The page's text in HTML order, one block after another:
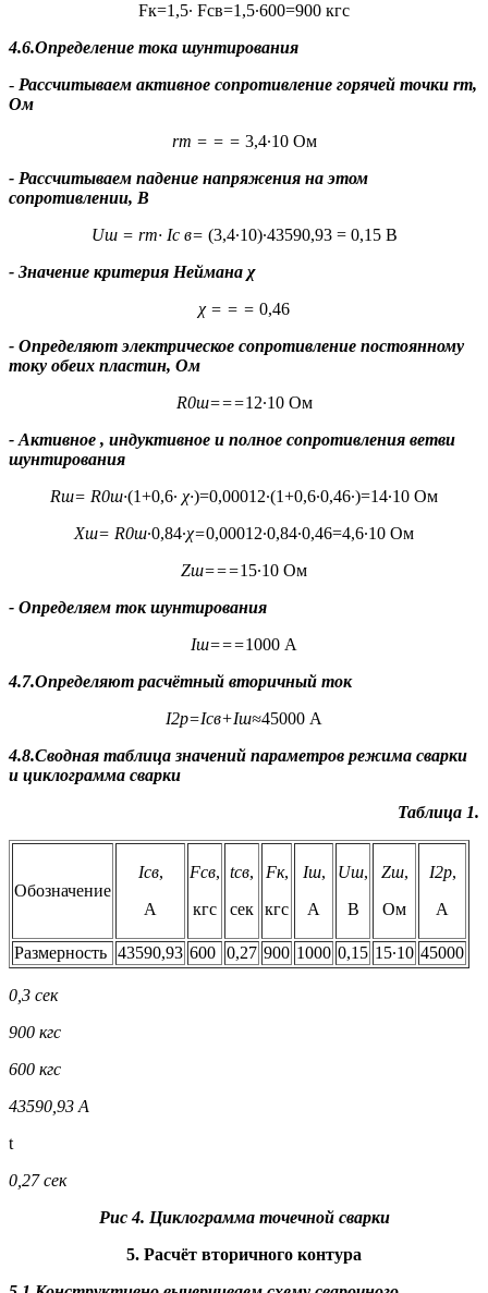
Fк=1,5∙ Fсв=1,5∙600=900 кгс
4.6.Определение тока шунтирования
- Рассчитываем активное сопротивление горячей точки rт,
Ом
rт = = = 3,4∙10 Ом
- Рассчитываем падение напряжения на этом
сопротивлении, В
Uш = rт∙ Iс в= (3,4∙10)∙43590,93 = 0,15 В
- Значение критерия Неймана χ
χ = = = 0,46
- Определяют электрическое сопротивление постоянному
току обеих пластин, Ом
R0ш===12∙10 Ом
- Активное , индуктивное и полное сопротивления ветви
шунтирования
Rш= R0ш∙(1+0,6∙ χ∙)=0,00012∙(1+0,6∙0,46∙)=14∙10 Ом
Xш= R0ш∙0,84∙χ=0,00012∙0,84∙0,46=4,6∙10 Ом
Zш===15∙10 Ом
- Определяем ток шунтирования
Iш===1000 А
4.7.Определяют расчётный вторичный ток
I2р=Iсв+Iш≈45000 А
4.8.Сводная таблица значений параметров режима сварки
и циклограмма сварки
Таблица 1.
Обозначение
Iсв,
А
Fсв,
кгс
tсв,
сек
Fк,
кгс
Iш,
А
Uш,
В
Zш,
Ом
I2р,
А
Размерность 43590,93 600 0,27 900 1000 0,15 15∙10 45000
0,3 сек
900 кгс
600 кгс
43590,93 А
t
0,27 сек
Рис 4. Циклограмма точечной сварки
5. Расчёт вторичного контура